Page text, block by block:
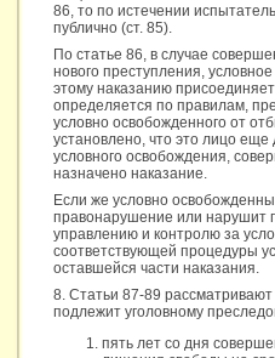
86, то по истечении
публично (ст. 85).
По статье 86, в случае
нового преступления,
этому наказанию
определяется по правилам,
условно освобожденного от
установлено, что это лицо
условного освобождения,
назначено наказание.
Если же условно
правонарушение или нарушит
управлению и контролю за
соответствующей процедуры
оставшейся части наказания.
8. Статьи 87-89
подлежит уголовному
пять лет со дня